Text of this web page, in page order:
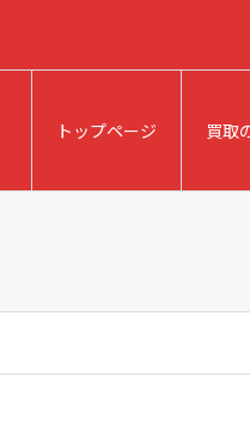
トップページ 買取